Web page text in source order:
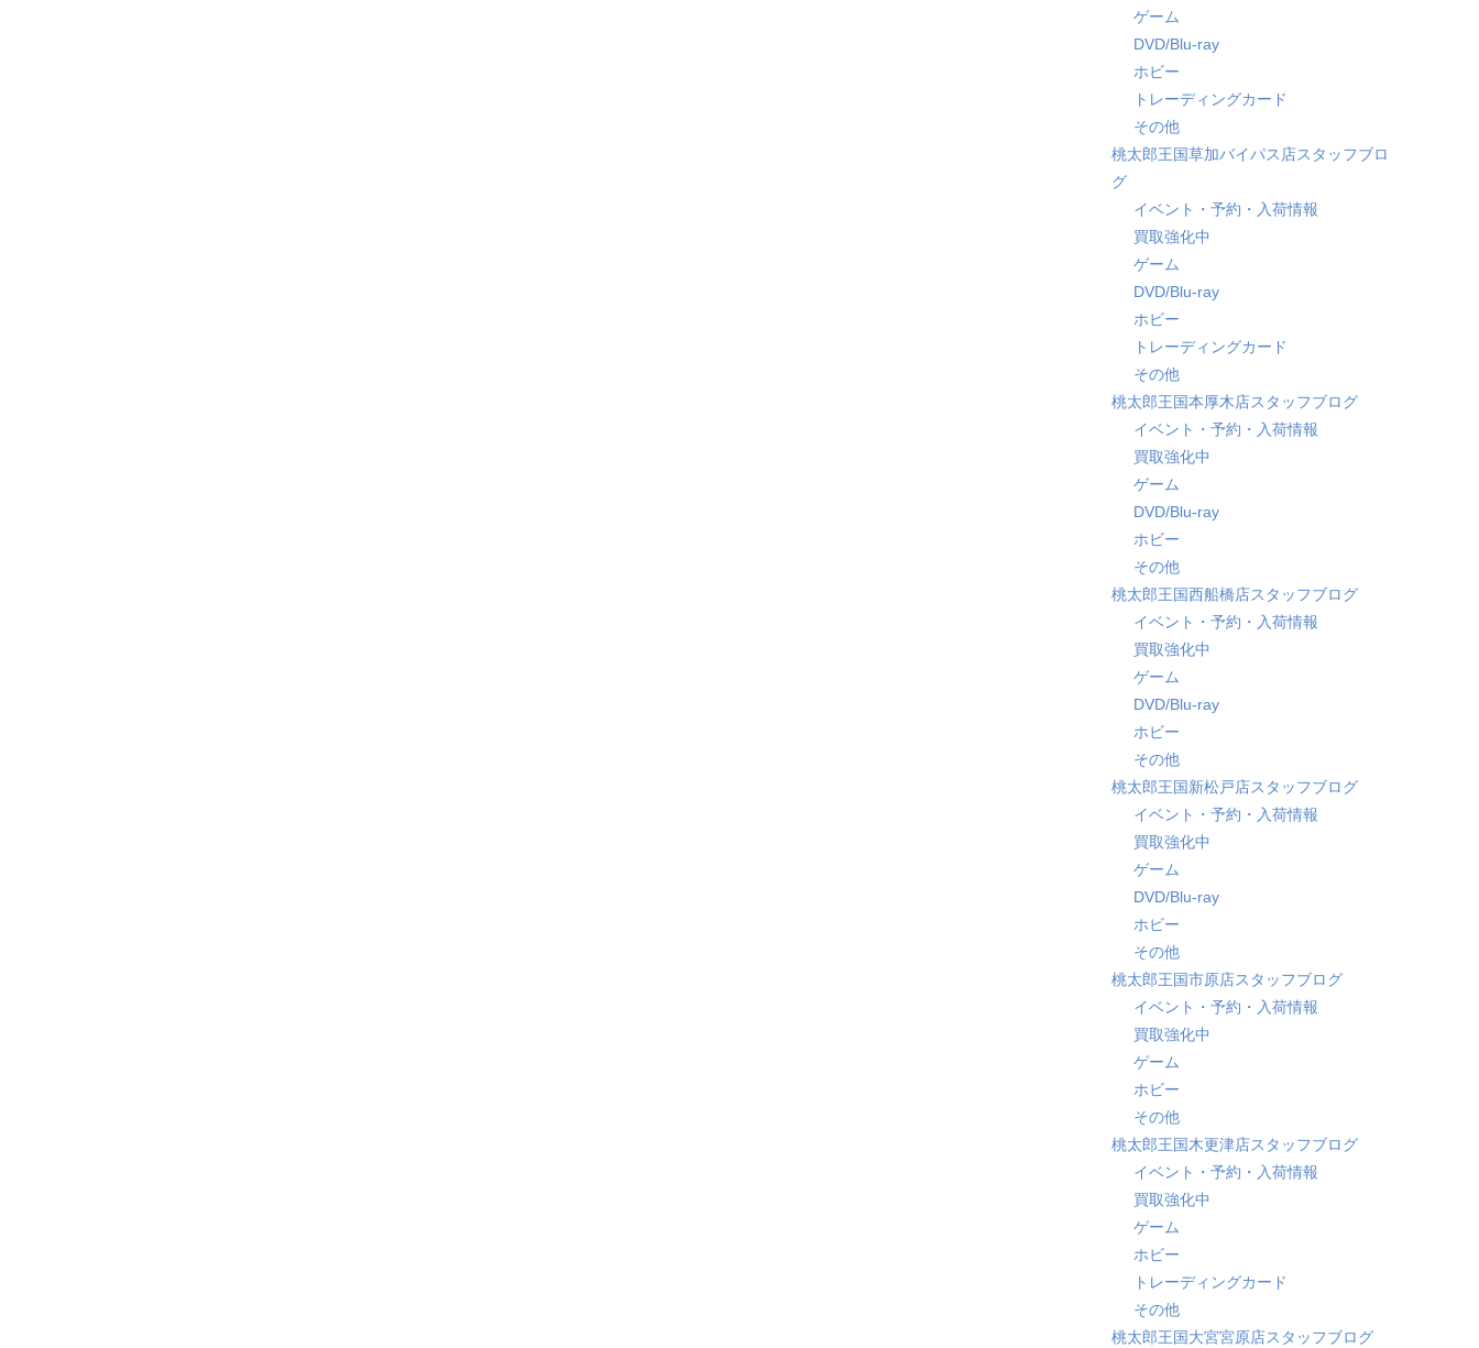
ゲーム
DVD/Blu-ray
ホビー
トレーディングカード
その他
桃太郎王国草加バイパス店スタッフブロ
グ
イベント・予約・入荷情報
買取強化中
ゲーム
DVD/Blu-ray
ホビー
トレーディングカード
その他
桃太郎王国本厚木店スタッフブログ
イベント・予約・入荷情報
買取強化中
ゲーム
DVD/Blu-ray
ホビー
その他
桃太郎王国西船橋店スタッフブログ
イベント・予約・入荷情報
買取強化中
ゲーム
DVD/Blu-ray
ホビー
その他
桃太郎王国新松戸店スタッフブログ
イベント・予約・入荷情報
買取強化中
ゲーム
DVD/Blu-ray
ホビー
その他
桃太郎王国市原店スタッフブログ
イベント・予約・入荷情報
買取強化中
ゲーム
ホビー
その他
桃太郎王国木更津店スタッフブログ
イベント・予約・入荷情報
買取強化中
ゲーム
ホビー
トレーディングカード
その他
桃太郎王国大宮宮原店スタッフブログ